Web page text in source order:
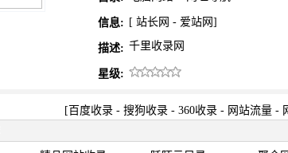
信息: [ 站长网 - 爱站网 ]
描述: 千里收录网
星级:
[ 百度收录 - 搜狗收录 - 360收录 - 网站流量 -